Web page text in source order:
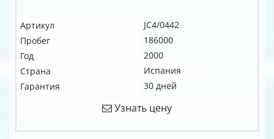
Артикул
JC4/0442
Пробег
186000
Год
2000
Страна
Испания
Гарантия
30 дней
Узнать цену